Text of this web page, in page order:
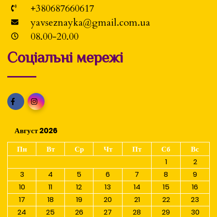
+380687660617
yavseznayka@gmail.com.ua
08.00-20.00
Соціальні мережі
Август 2026
Пн
Вт Ср Чт Пт Сб
Вс
1
2
3
4 5 6 7 8
9
10
11 12 13 14 15
16
17
18 19 20 21 22
23
24
25 26 27 28 29 30